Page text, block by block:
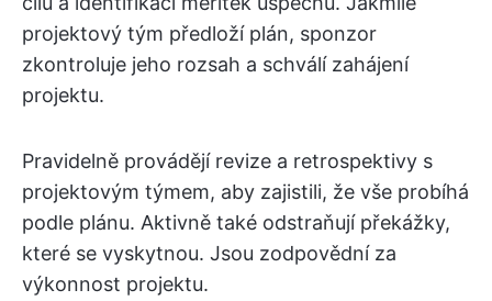
projektový tým předloží plán, sponzor
zkontroluje jeho rozsah a schválí zahájení
projektu.
Pravidelně provádějí revize a retrospektivy s
projektovým týmem, aby zajistili, že vše probíhá
podle plánu. Aktivně také odstraňují překážky,
které se vyskytnou. Jsou zodpovědní za
výkonnost projektu.